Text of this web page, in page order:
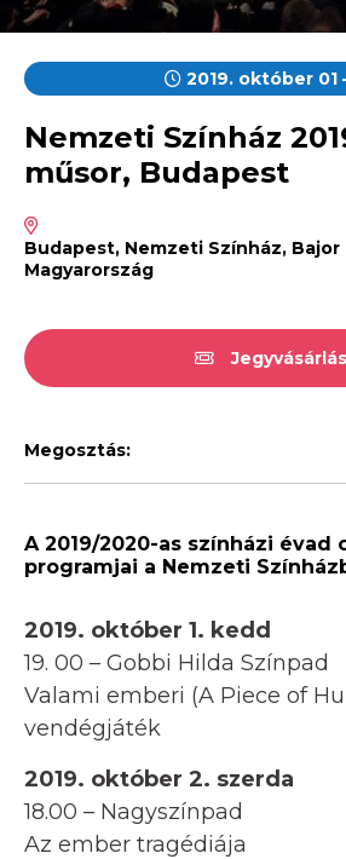
2019. október 01
Nemzeti Színház
műsor, Budapest
Budapest, Nemzeti Színház, Bajor
Magyarország
Jegyvásárlás
Megosztás:
A 2019/2020-as színházi évad
programjai a Nemzeti
2019. október 1. kedd
19. 00 – Gobbi Hilda Színpad
Valami emberi (A Piece of
vendégjáték
2019. október 2. szerda
18.00 – Nagyszínpad
Az ember tragédiája